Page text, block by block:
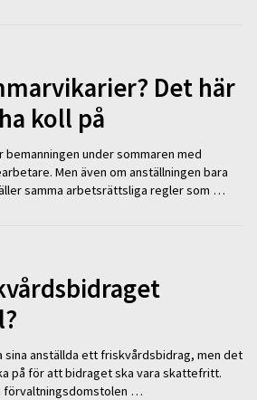
Det här
koll på
under sommaren med
Men även om anställningen bara
samma arbetsrättsliga regler som …
sina anställda ett friskvårdsbidrag, men det
på för att bidraget ska vara skattefritt.
förvaltningsdomstolen …